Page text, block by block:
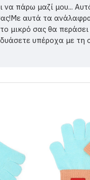
να πάρω μαζί μου...
αυτά τα
μικρό σας θα
υπέροχα με